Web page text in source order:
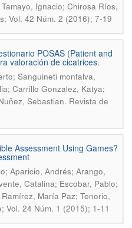
Ignacio; Chirosa Ríos,
Vol. 42 Núm. 2 (2016); 7-19
POSAS (Patient and
valoración de cicatrices.
Sanguineti montalva,
Carrillo Gonzalez, Katya;
Sebastian. Revista de
Assessment Using Games?
Aparicio, Andrés; Arango,
Catalina; Escobar, Pablo;
María Paz; Tenorio,
Vol. 24 Núm. 1 (2015); 1-11